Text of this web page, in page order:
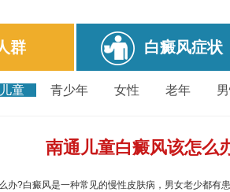
群 白癜风症状
儿童 青少年 女性 老年
南通儿童白癜风该怎么
办?白癜风是一种常见的慢性皮肤病，男女老少都有